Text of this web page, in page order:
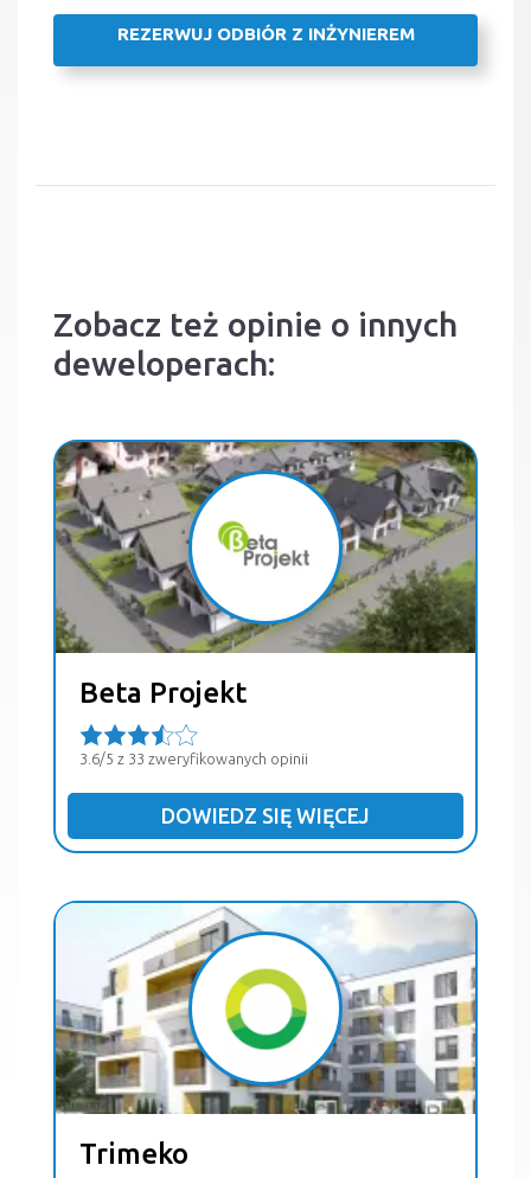
REZERWUJ ODBIÓR Z INŻYNIEREM
Zobacz też opinie o innych
deweloperach:
Beta Projekt
3.6/5 z 33 zweryfikowanych opinii
DOWIEDZ SIĘ WIĘCEJ
Trimeko